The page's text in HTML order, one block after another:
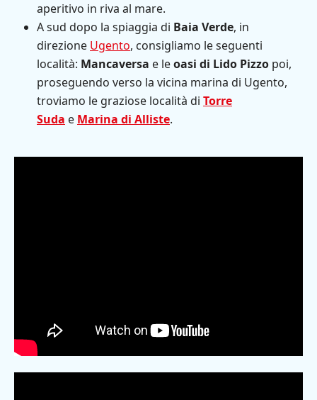
aperitivo in riva al mare.
A sud dopo la spiaggia di Baia Verde, in
direzione Ugento, consigliamo le seguenti
località: Mancaversa e leoasi di Lido Pizzo poi,
proseguendo verso la vicina marina di Ugento,
troviamo le graziose località di Torre
Suda e Marina di Alliste.